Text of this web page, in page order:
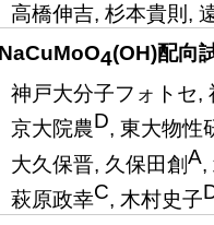
高橋伸吉, 杉本貴則,
NaCuMoO4(OH)配向
神戸大分子フォトセ,
京大院農D, 東大物性
大久保晋, 久保田創A,
萩原政幸C, 木村史子